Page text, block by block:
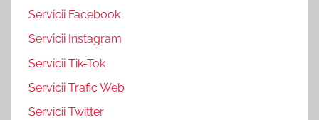
Servicii Facebook
Servicii Instagram
Servicii Tik-Tok
Servicii Trafic Web
Servicii Twitter